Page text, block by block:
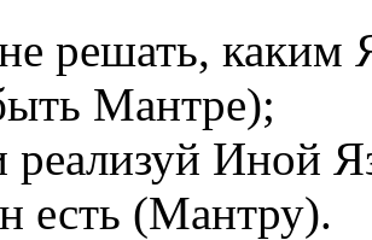
решать, каким
Мантре);
Иной
есть (Мантру).